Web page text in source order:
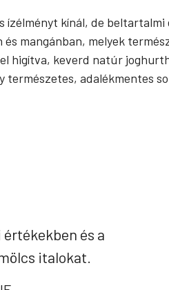
ízélményt kínál, de beltartalmi
mangánban, melyek
higítva, keverd natúr
természetes, adalékmentes
és a
italokat.